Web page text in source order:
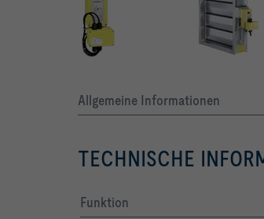
Allgemeine Informationen
TECHNISCHE
Funktion